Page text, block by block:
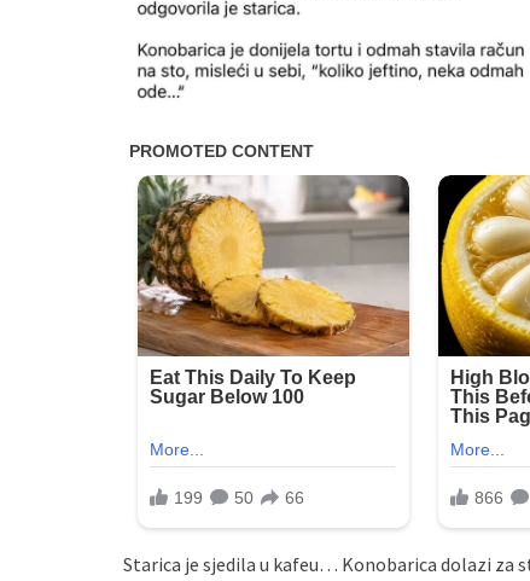
Starica je sjedila u kafeu… Konobarica dolazi za